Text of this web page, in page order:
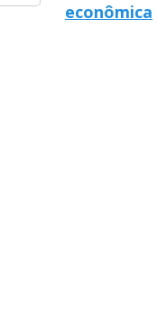
econômica